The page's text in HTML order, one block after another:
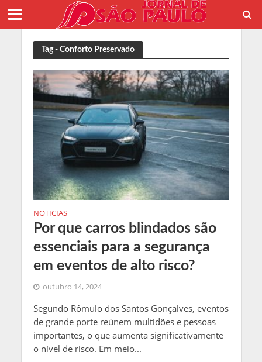
Tag - Conforto Preservado
NOTICIAS
Por que carros blindados são
essenciais para a segurança
em eventos de alto risco?
outubro 14, 2024
Segundo Rômulo dos Santos Gonçalves, eventos
de grande porte reúnem multidões e pessoas
importantes, o que aumenta significativamente
o nível de risco. Em meio...